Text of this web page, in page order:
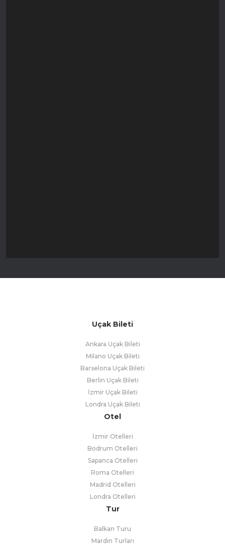
Uçak Bileti
Ankara Uçak Bileti
Milano Uçak Bileti
Barselona Uçak Bileti
Berlin Uçak Bileti
İzmir Uçak Bileti
Londra Uçak Bileti
Otel
İzmir Otelleri
Bodrum Otelleri
Sapanca Otelleri
Roma Otelleri
Madrid Otelleri
Londra Otelleri
Tur
Balkan Turu
Mardin Turları